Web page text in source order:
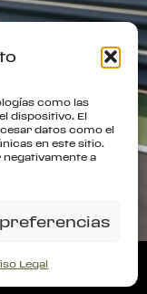
como las
dispositivo. El
datos como el
en este sitio.
a
Legal